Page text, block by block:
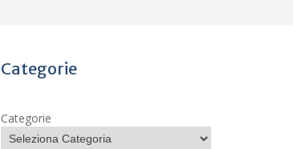
Categorie
Categorie